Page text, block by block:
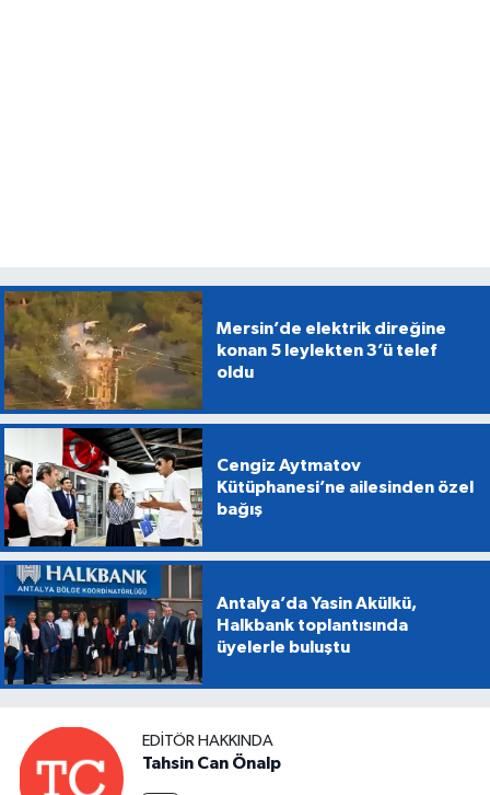
Mersin’de elektrik direğine
konan 5 leylekten 3’ü telef
oldu
Cengiz Aytmatov
Kütüphanesi’ne ailesinden özel
bağış
Antalya’da Yasin Akülkü,
Halkbank toplantısında
üyelerle buluştu
EDITÖR HAKKINDA
Tahsin Can Önalp